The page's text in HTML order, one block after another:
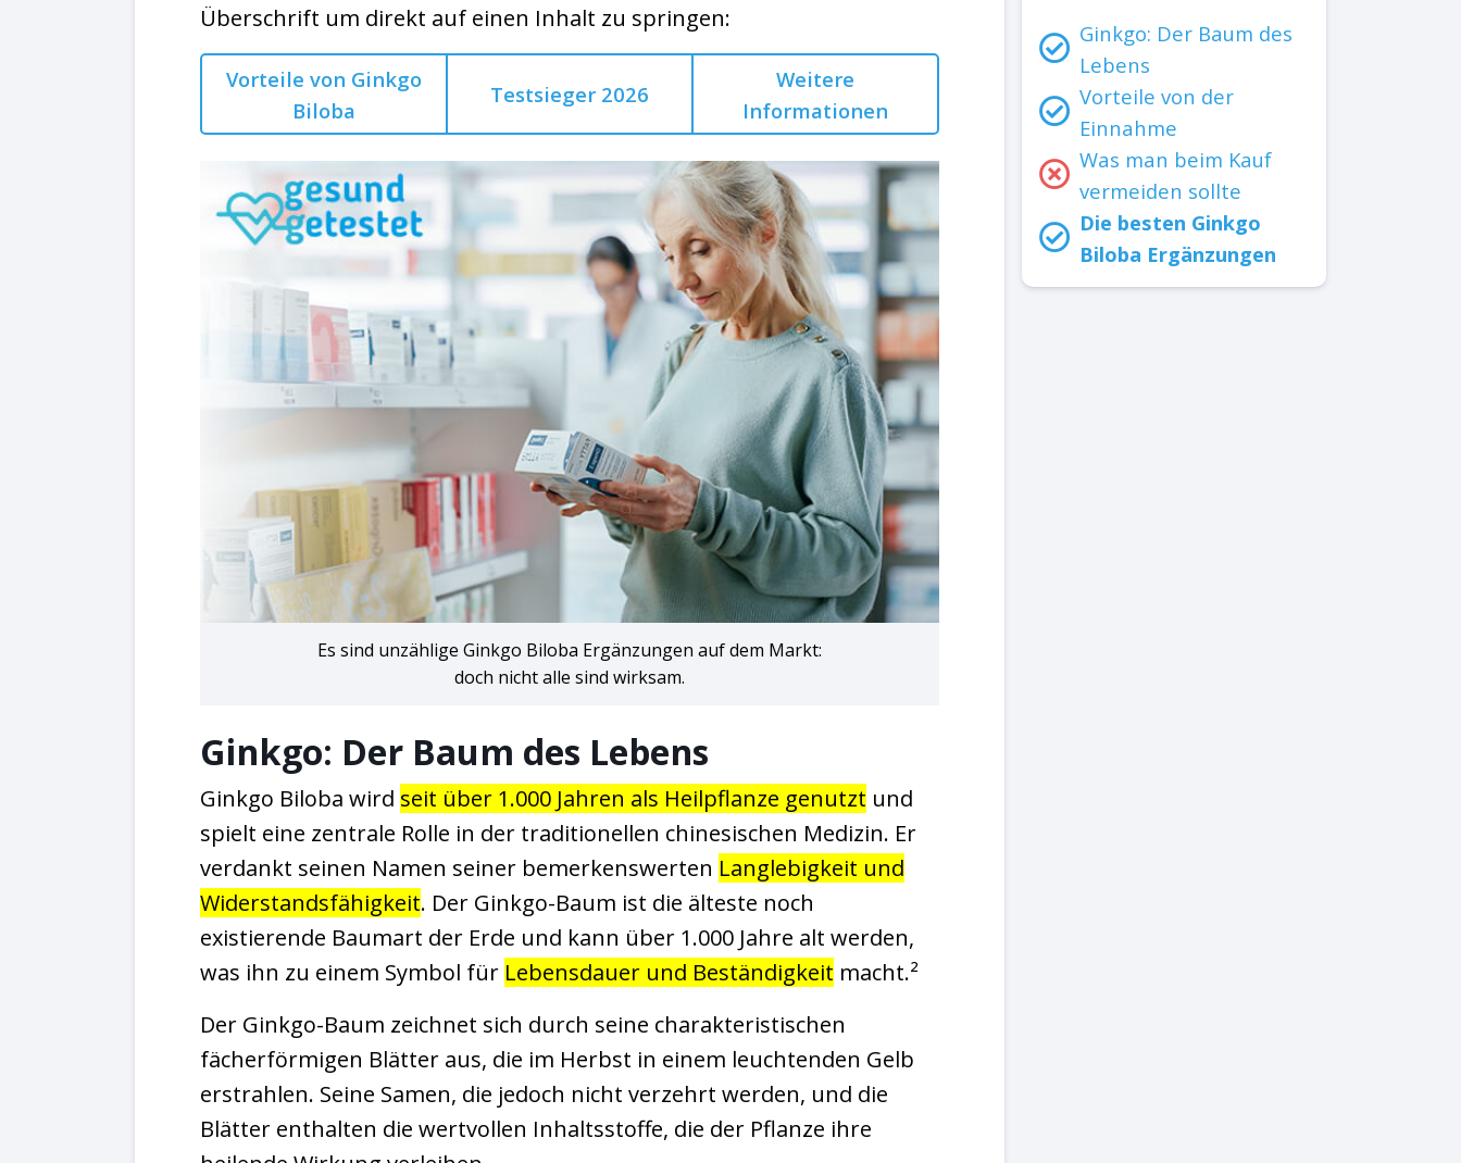
Überschrift um direkt auf einen Inhalt zu springen:
Vorteile von Ginkgo
Biloba
Testsieger 2026
Weitere
Informationen
Es sind unzählige Ginkgo Biloba Ergänzungen auf dem Markt:
doch nicht alle sind wirksam.
Ginkgo: Der Baum des Lebens
Ginkgo Biloba wird seit über 1.000 Jahren als Heilpflanze genutzt und
spielt eine zentrale Rolle in der traditionellen chinesischen Medizin. Er
verdankt seinen Namen seiner bemerkenswerten Langlebigkeit und
Widerstandsfähigkeit. Der Ginkgo-Baum ist die älteste noch
existierende Baumart der Erde und kann über 1.000 Jahre alt werden,
was ihn zu einem Symbol für Lebensdauer und Beständigkeit macht.²
Der Ginkgo-Baum zeichnet sich durch seine charakteristischen
fächerförmigen Blätter aus, die im Herbst in einem leuchtenden Gelb
erstrahlen. Seine Samen, die jedoch nicht verzehrt werden, und die
Blätter enthalten die wertvollen Inhaltsstoffe, die der Pflanze ihre
Ginkgo: Der Baum des
Lebens
Vorteile von der
Einnahme
Was man beim Kauf
vermeiden sollte
Die besten Ginkgo
Biloba Ergänzungen